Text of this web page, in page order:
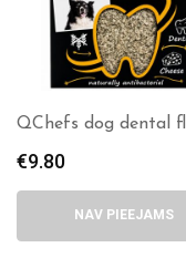
QChefs dog dental
€9.80
NAV PIEEJAMS